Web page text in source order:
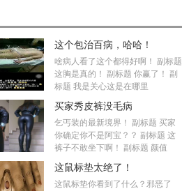
这个包治百病，哈哈！
啥病人看了这个都得好啊！ 副标题
这胸是真的！ 副标题 你赢了！ 副
标题 我是关心这是在哪里
买家秀皮裤没毛病
乞丐装的最新境界！ 副标题 买家
你确定你不是阿宝？？ 副标题 这
裤子不敢坐下啊！ 副标题 颜值
这鼠标垫太绝了！
这鼠标垫你看到了什么？邪恶了